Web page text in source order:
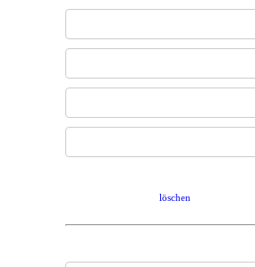
löschen